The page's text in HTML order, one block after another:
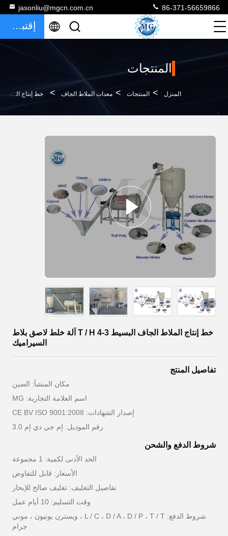
jasonliu@mgcn.com.cn 86-371-56659866
إقتباس
المنتجات
المنزل > المنتجات > معدات الملاط الجاف > خط إنتاج الملاط الجاف البسيط 3-4 T / H آلة خلط لاصق بلاط السيراميك
خط إنتاج الملاط الجاف البسيط 3-4 T / H آلة خلط لاصق بلاط
السيراميك
تفاصيل المنتج
مكان المنشأ: الصين
اسم العلامة التجارية: MG
إصدار الشهادات: CE BV ISO 9001:2008
رقم الموديل: إم جي دي إم 3.0
شروط الدفع والشحن
الحد الأدنى لكمية: 1 مجموعة
الأسعار: قابل للتفاوض
تفاصيل التغليف: تغليف صالح للإبحار
وقت التسليم: 10 أيام عمل
شروط الدفع: L / C ، D / A ، D / P ، T / T ، ويسترن يونيون ، موني
جرام